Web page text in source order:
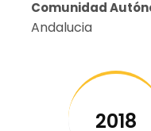
Comunidad
Andalucia
2018